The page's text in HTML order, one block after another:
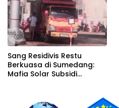
«
Sang Residivis Restu
Berkuasa di Sumedang:
Mafia Solar Subsidi
Bungkam